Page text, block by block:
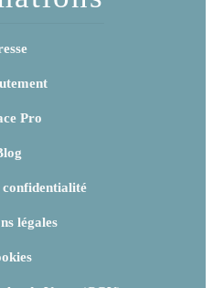
Pro
confidentialité
légales